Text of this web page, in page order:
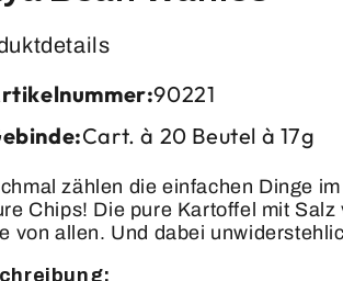
90221
Cart. à 20 Beutel à 17g
zählen die einfachen Dinge
Chips! Die pure Kartoffel mit
von allen. Und dabei